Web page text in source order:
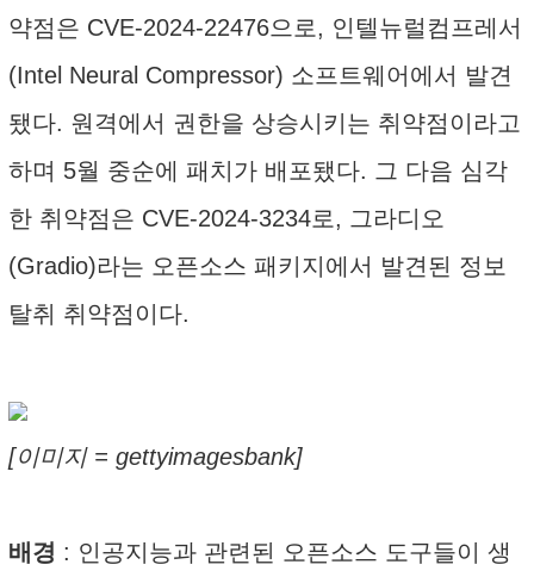
약점은 CVE-2024-22476으로, 인텔뉴럴컴프레서
(Intel Neural Compressor) 소프트웨어에서 발견
됐다. 원격에서 권한을 상승시키는 취약점이라고
하며 5월 중순에 패치가 배포됐다. 그 다음 심각
한 취약점은 CVE-2024-3234로, 그라디오
(Gradio)라는 오픈소스 패키지에서 발견된 정보
탈취 취약점이다.
[이미지 = gettyimagesbank]
배경 : 인공지능과 관련된 오픈소스 도구들이 생